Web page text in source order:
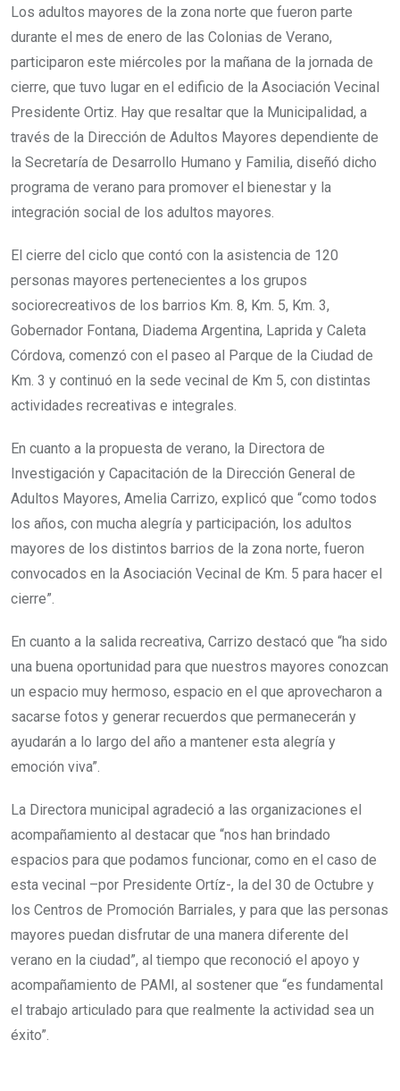
Los adultos mayores de la zona norte que fueron parte
durante el mes de enero de las Colonias de Verano,
participaron este miércoles por la mañana de la jornada de
cierre, que tuvo lugar en el edificio de la Asociación Vecinal
Presidente Ortiz. Hay que resaltar que la Municipalidad, a
través de la Dirección de Adultos Mayores dependiente de
la Secretaría de Desarrollo Humano y Familia, diseñó dicho
programa de verano para promover el bienestar y la
integración social de los adultos mayores.
El cierre del ciclo que contó con la asistencia de 120
personas mayores pertenecientes a los grupos
sociorecreativos de los barrios Km. 8, Km. 5, Km. 3,
Gobernador Fontana, Diadema Argentina, Laprida y Caleta
Córdova, comenzó con el paseo al Parque de la Ciudad de
Km. 3 y continuó en la sede vecinal de Km 5, con distintas
actividades recreativas e integrales.
En cuanto a la propuesta de verano, la Directora de
Investigación y Capacitación de la Dirección General de
Adultos Mayores, Amelia Carrizo, explicó que “como todos
los años, con mucha alegría y participación, los adultos
mayores de los distintos barrios de la zona norte, fueron
convocados en la Asociación Vecinal de Km. 5 para hacer el
cierre”.
En cuanto a la salida recreativa, Carrizo destacó que “ha sido
una buena oportunidad para que nuestros mayores conozcan
un espacio muy hermoso, espacio en el que aprovecharon a
sacarse fotos y generar recuerdos que permanecerán y
ayudarán a lo largo del año a mantener esta alegría y
emoción viva”.
La Directora municipal agradeció a las organizaciones el
acompañamiento al destacar que “nos han brindado
espacios para que podamos funcionar, como en el caso de
esta vecinal –por Presidente Ortíz-, la del 30 de Octubre y
los Centros de Promoción Barriales, y para que las personas
mayores puedan disfrutar de una manera diferente del
verano en la ciudad”, al tiempo que reconoció el apoyo y
acompañamiento de PAMI, al sostener que “es fundamental
el trabajo articulado para que realmente la actividad sea un
éxito”.